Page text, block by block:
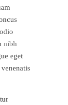
nibh
eget